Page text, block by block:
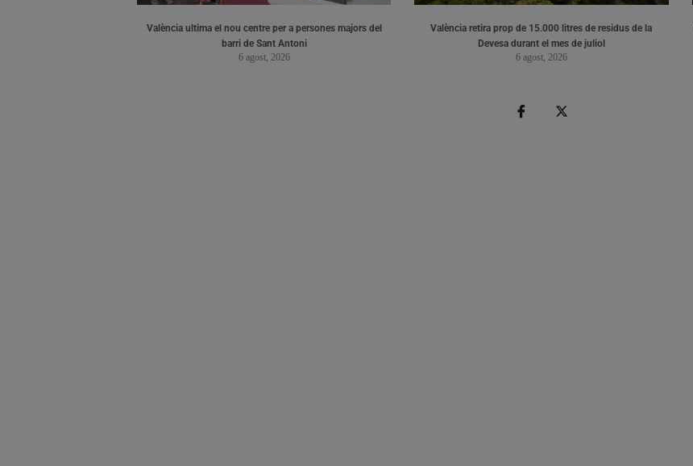
València ultima el nou centre per a persones majors del
barri de Sant Antoni
6 agost, 2026
València retira prop de 15.000 litres de residus de la
Devesa durant el mes de juliol
6 agost, 2026